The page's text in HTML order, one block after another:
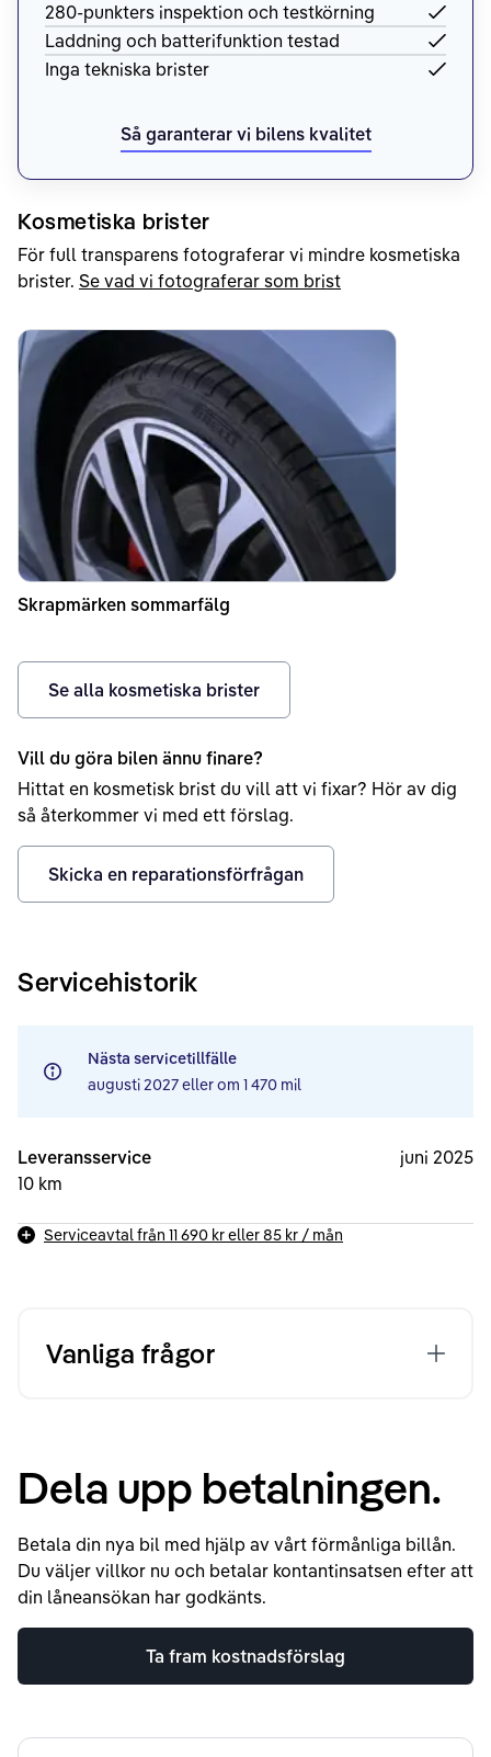
280-punkters inspektion och testkörning
Laddning och batterifunktion testad
Inga tekniska brister
Så garanterar vi bilens kvalitet
Kosmetiska brister
För full transparens fotograferar vi mindre kosmetiska
brister. Se vad vi fotograferar som brist
Skrapmärken sommarfälg
Se alla kosmetiska brister
Vill du göra bilen ännu finare?
Hittat en kosmetisk brist du vill att vi fixar? Hör av dig
så återkommer vi med ett förslag.
Skicka en reparationsförfrågan
Servicehistorik
Nästa servicetillfälle
augusti 2027eller om 1 470 mil
Leveransservice
10 km
juni 2025
Serviceavtal från 11 690 kreller85 kr / mån
Vanliga frågor
Dela upp betalningen.
Betala din nya bil med hjälp av vårt förmånliga billån.
Du väljer villkor nu och betalar kontantinsatsen efter att
din låneansökan har godkänts.
Ta fram kostnadsförslag